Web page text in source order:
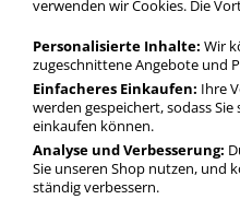
Trennstreifen weiß in bester
Funktion.
Trennstreifen weiß
mehr Infos zur Kategorie
verwenden wir Cookies. Die
Personalisierte Inhalte: Wir
zugeschnittene Angebote und
Einfacheres Einkaufen: Ihre
werden gespeichert, sodass
einkaufen können.
Analyse und Verbesserung:
Sie unseren Shop nutzen, und
ständig verbessern.